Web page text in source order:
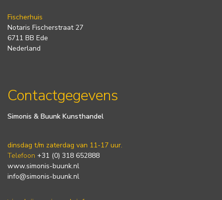
Fischerhuis
Notaris Fischerstraat 27
6711 BB Ede
Nederland
Contactgegevens
Simonis & Buunk Kunsthandel
dinsdag t/m zaterdag van 11-17 uur.
Telefoon +31 (0) 318 652888
www.simonis-buunk.nl
info@simonis-buunk.nl